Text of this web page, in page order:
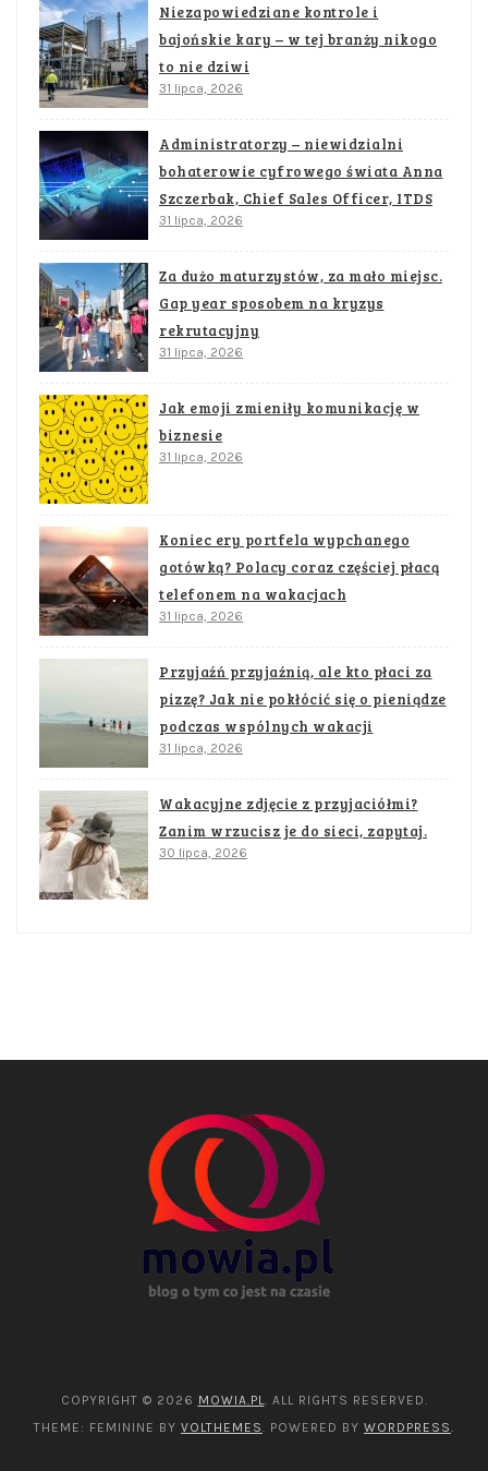
Niezapowiedziane kontrole i
bajońskie kary – w tej branży nikogo
to nie dziwi
31 lipca, 2026
Administratorzy – niewidzialni
bohaterowie cyfrowego świata Anna
Szczerbak, Chief Sales Officer, ITDS
31 lipca, 2026
Za dużo maturzystów, za mało miejsc.
Gap year sposobem na kryzys
rekrutacyjny
31 lipca, 2026
Jak emoji zmieniły komunikację w
biznesie
31 lipca, 2026
Koniec ery portfela wypchanego
gotówką? Polacy coraz częściej płacą
telefonem na wakacjach
31 lipca, 2026
Przyjaźń przyjaźnią, ale kto płaci za
pizzę? Jak nie pokłócić się o pieniądze
podczas wspólnych wakacji
31 lipca, 2026
Wakacyjne zdjęcie z przyjaciółmi?
Zanim wrzucisz je do sieci, zapytaj.
30 lipca, 2026
COPYRIGHT © 2026 MOWIA.PL. ALL RIGHTS RESERVED.
THEME: FEMININE BY VOLTHEMES. POWERED BY WORDPRESS.